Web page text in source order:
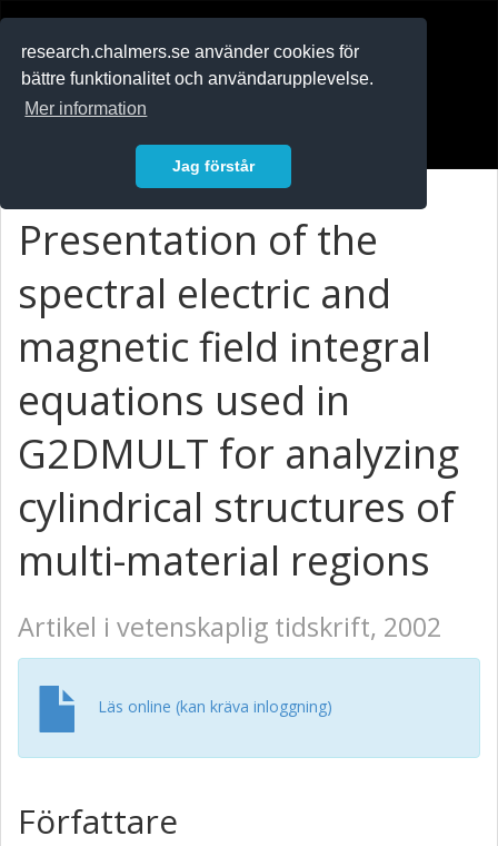
research.chalmers.se använder cookies för
bättre funktionalitet och användarupplevelse.
Mer information
Jag förstår
Presentation of the
spectral electric and
magnetic field integral
equations used in
G2DMULT for analyzing
cylindrical structures of
multi-material regions
Artikel i vetenskaplig tidskrift, 2002
Läs online (kan kräva inloggning)
Författare